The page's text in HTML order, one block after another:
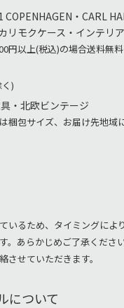
・CARL
リモクケース・インテリ
円以上(税込)の場合送料無料
)
・北欧ビンテージ
梱包サイズ、お届け先地域
いるため、タイミングによ
。あらかじめご了承くださ
させていただきます。
について